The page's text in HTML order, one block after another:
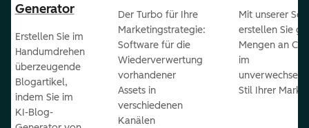
Generator
Erstellen Sie im
Handumdrehen
überzeugende
Blogartikel,
indem Sie im
KI-Blog-
Der Turbo für Ihre
Marketingstrategie:
Software für die
Wiederverwertung
vorhandener
Assets in
verschiedenen
Kanälen
Mit unserer
erstellen Sie
Mengen an
im
Stil Ihrer Marke.